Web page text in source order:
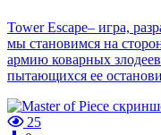
Tower Escape– игра,
мы становимся на
армию коварных
пытающихся ее
25